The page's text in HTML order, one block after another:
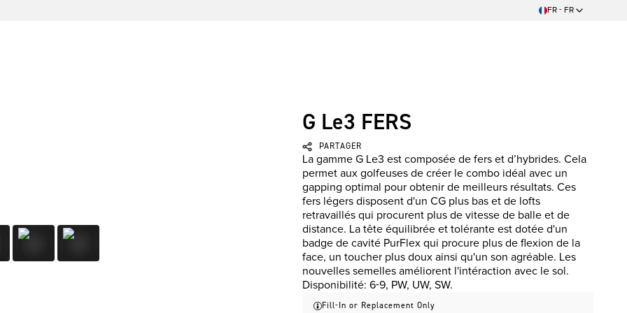
FR - FR
G Le3 FERS
PARTAGER
La gamme G Le3 est composée de fers et d’hybrides. Cela
permet aux golfeuses de créer le combo idéal avec un
gapping optimal pour obtenir de meilleurs résultats. Ces
fers légers disposent d'un CG plus bas et de lofts
retravaillés qui procurent plus de vitesse de balle et de
distance. La tête équilibrée et tolérante est dotée d'un
badge de cavité PurFlex qui procure plus de flexion de la
face, un toucher plus doux ainsi qu'un son agréable. Les
nouvelles semelles améliorent l'intéraction avec le sol.
Disponibilité: 6-9, PW, UW, SW.
Fill-In or Replacement Only